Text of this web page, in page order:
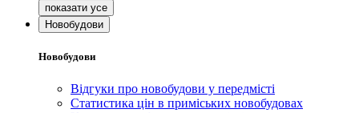
Новобудови
Новобудови
Відгуки про новобудови у передмісті
Статистика цін в приміських новобудовах